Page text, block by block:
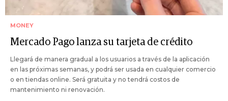
MONEY
Mercado Pago lanza su tarjeta de crédito
Llegará de manera gradual a los usuarios a través de la aplicación
en las próximas semanas, y podrá ser usada en cualquier comercio
o en tiendas online. Será gratuita y no tendrá costos de
mantenimiento ni renovación.